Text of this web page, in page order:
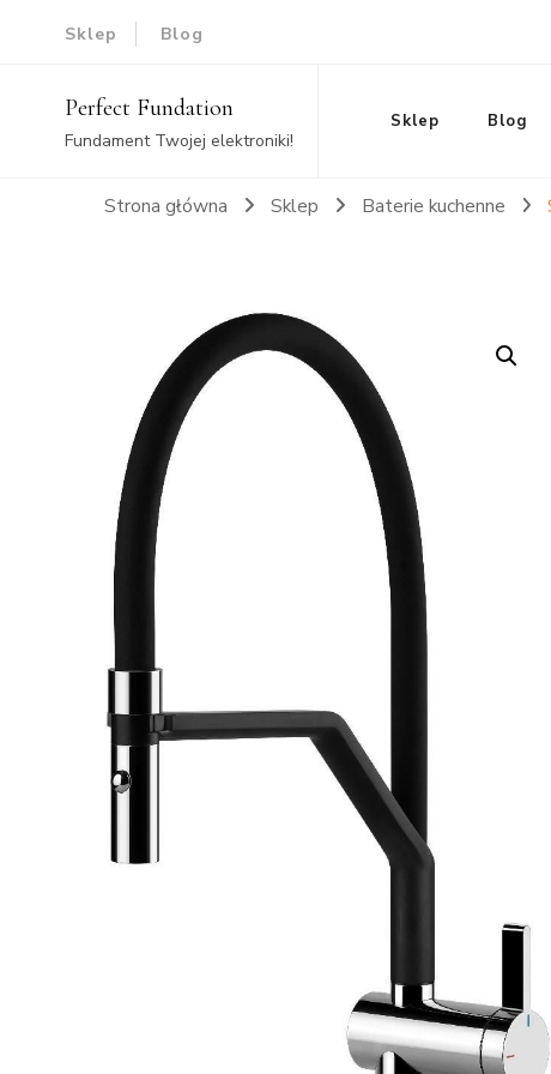
Sklep Blog
Perfect Fundation
Fundament Twojej elektroniki!
Sklep Blog
Strona główna Sklep Baterie kuchenne